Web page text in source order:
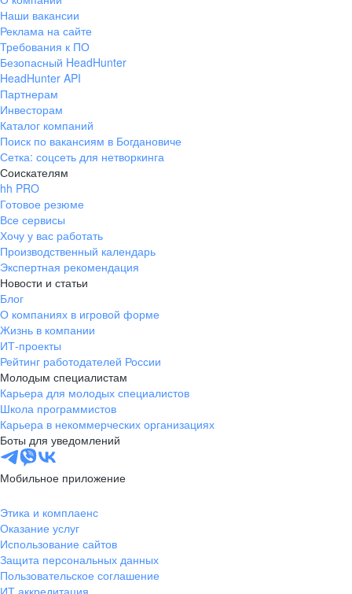
Наши вакансии
Реклама на сайте
Требования к ПО
Безопасный HeadHunter
HeadHunter API
Партнерам
Инвесторам
Каталог компаний
Поиск по вакансиям в Богдановиче
Сетка: соцсеть для нетворкинга
Соискателям
hh PRO
Готовое резюме
Все сервисы
Хочу у вас работать
Производственный календарь
Экспертная рекомендация
Новости и статьи
Блог
О компаниях в игровой форме
Жизнь в компании
ИТ-проекты
Рейтинг работодателей России
Молодым специалистам
Карьера для молодых специалистов
Школа программистов
Карьера в некоммерческих организациях
Боты для уведомлений
Мобильное приложение
Этика и комплаенс
Оказание услуг
Использование сайтов
Защита персональных данных
Пользовательское соглашение